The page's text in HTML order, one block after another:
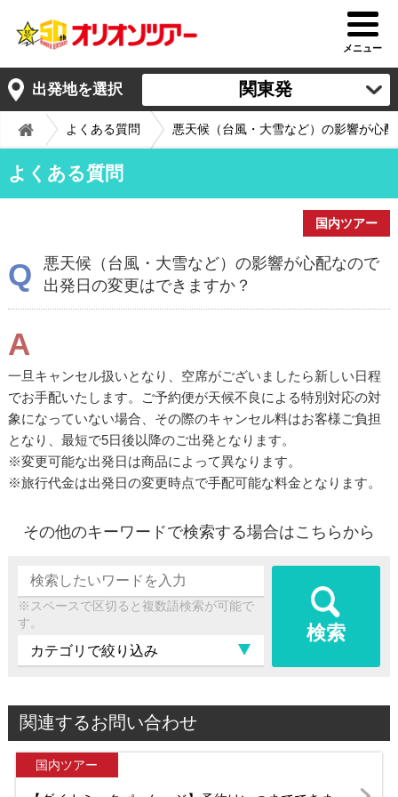
メニュー
出発地を選択 関東発
よくある質問 悪天候（台風・大雪など）の影響が心
よくある質問
国内ツアー
Q
悪天候（台風・大雪など）の影響が心配なので
出発日の変更はできますか？
A
一旦キャンセル扱いとなり、空席がございましたら新しい日程
でお手配いたします。ご予約便が天候不良による特別対応の対
象になっていない場合、その際のキャンセル料はお客様ご負担
となり、最短で5日後以降のご出発となります。
※変更可能な出発日は商品によって異なります。
※旅行代金は出発日の変更時点で手配可能な料金となります。
その他のキーワードで検索する場合はこちらから
※スペースで区切ると複数語検索が可能で
す。
検索
関連するお問い合わせ
国内ツアー